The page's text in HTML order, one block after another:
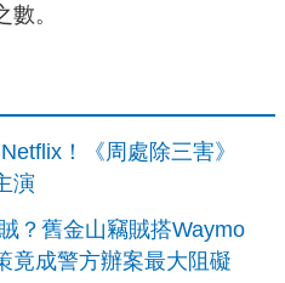
。
！《周處除三害》
演
？舊金山竊賊搭Waymo
竟成警方辦案最大阻礙